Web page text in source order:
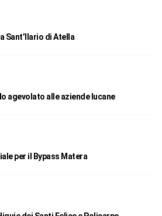
Sant’Ilario di Atella
agevolato alle aziende lucane
per il Bypass Matera